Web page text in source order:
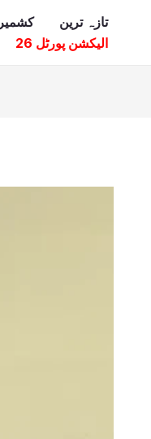
تازہ ترین
الیکشن پورٹل 26